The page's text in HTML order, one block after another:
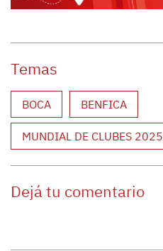
Temas
BOCA BENFICA
MUNDIAL DE CLUBES 2025
Dejá tu comentario